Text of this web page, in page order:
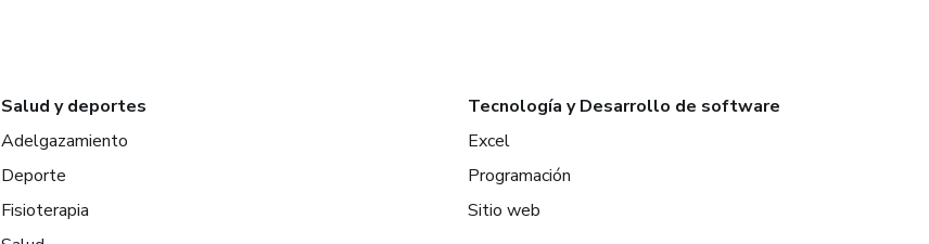
Salud y deportes
Adelgazamiento
Deporte
Fisioterapia
Tecnología y Desarrollo de software
Excel
Programación
Sitio web